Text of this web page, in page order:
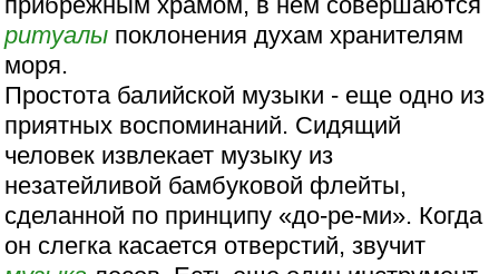
ритуалы поклонения духам хранителям
моря.
Простота балийской музыки - еще одно из
приятных воспоминаний. Сидящий
человек извлекает музыку из
незатейливой бамбуковой флейты,
сделанной по принципу «до-ре-ми». Когда
он слегка касается отверстий, звучит